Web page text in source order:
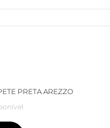
PRETA AREZZO